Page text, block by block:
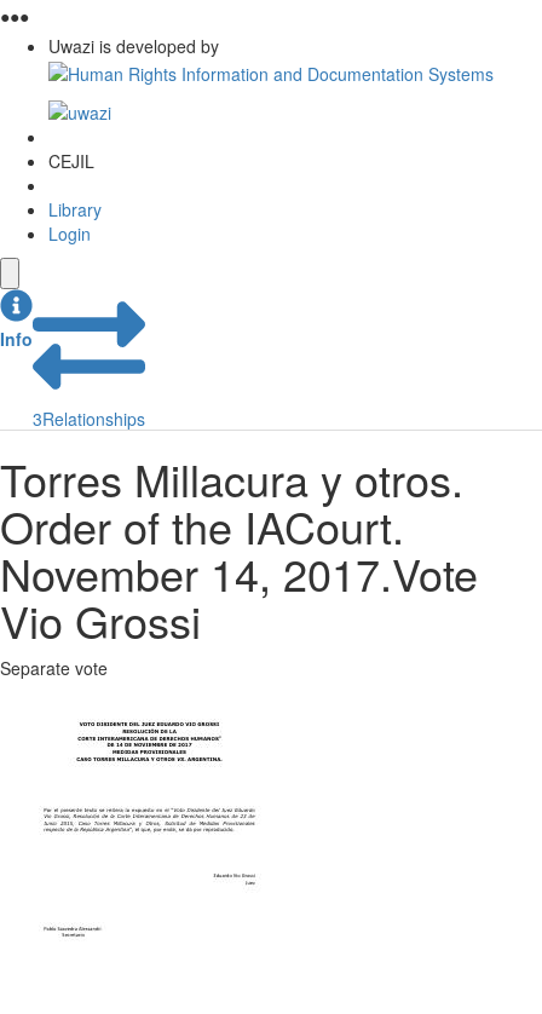
●●●
Uwazi is developed by
CEJIL
Library
Login
Info
3Relationships
Torres Millacura y otros.
Order of the IACourt.
November 14, 2017.Vote
Vio Grossi
Separate vote